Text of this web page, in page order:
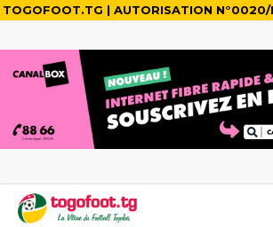
TOGOFOOT.TG | AUTORISATION